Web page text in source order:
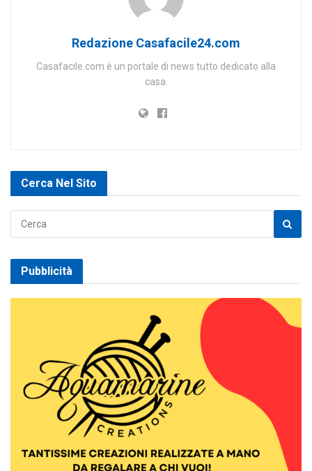
Redazione Casafacile24.com
Casafacile.com è un portale di news tutto dedicato alla
casa.
Cerca Nel Sito
Pubblicità